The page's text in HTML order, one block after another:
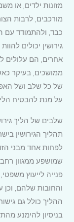
מזונות ילדים, או
מורכבים, לרבות
כבד, ולהתמודד עם
גירושין יכולים
אחרים, הם עלולים
ממושכים, בעיקר
של כל שלב ושל
על מנת להבטיח
שלבים של הליך
תהליך הגירושין
לפחות אחד מבני
שמושפע ממגוון
פנייה לייעוץ
והחובות שלהם, וכן
ההליך כולל גם
בניסיון להימנע